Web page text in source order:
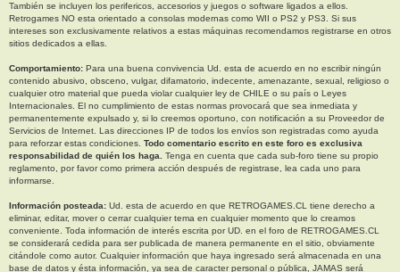
También se incluyen los perifericos, accesorios y juegos o software ligados a ellos.
Retrogames NO esta orientado a consolas modernas como WII o PS2 y PS3. Si sus
intereses son exclusivamente relativos a estas máquinas recomendamos registrarse en otros
sitios dedicados a ellas.
Comportamiento: Para una buena convivencia Ud. esta de acuerdo en no escribir ningún
contenido abusivo, obsceno, vulgar, difamatorio, indecente, amenazante, sexual, religioso o
cualquier otro material que pueda violar cualquier ley de CHILE o su país o Leyes
Internacionales. El no cumplimiento de estas normas provocará que sea inmediata y
permanentemente expulsado y, si lo creemos oportuno, con notificación a su Proveedor de
Servicios de Internet. Las direcciones IP de todos los envíos son registradas como ayuda
para reforzar estas condiciones. Todo comentario escrito en este foro es exclusiva
responsabilidad de quién los haga.
Tenga en cuenta que cada sub-foro tiene su propio
reglamento, por favor como primera acción después de registrase, lea cada uno para
informarse.
Información posteada: Ud. esta de acuerdo en que RETROGAMES.CL tiene derecho a
eliminar, editar, mover o cerrar cualquier tema en cualquier momento que lo creamos
conveniente. Toda información de interés escrita por UD. en el foro de RETROGAMES.CL
se considerará cedida para ser publicada de manera permanente en el sitio, obviamente
citándole como autor. Cualquier información que haya ingresado será almacenada en una
base de datos y ésta información, ya sea de caracter personal o pública, JAMAS será